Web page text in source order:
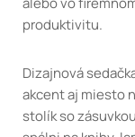
produktivitu.
Dizajnová
akcent aj miesto
stolík so